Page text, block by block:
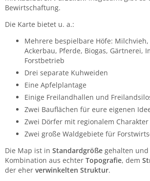
Bewirtschaftung.
Die Karte bietet u. a.:
Mehrere bespielbare Höfe: Milchvieh,
Ackerbau, Pferde, Biogas, Gärtnerei,
Forstbetrieb
Drei separate Kuhweiden
Eine Apfelplantage
Einige Freilandhallen und
Zwei Bauflächen für eure eigenen
Zwei Dörfer mit regionalem Charakter
Zwei große Waldgebiete für
Die Map ist in Standardgröße gehalten
Kombination aus echter Topografie, dem
der eher verwinkelten Struktur.